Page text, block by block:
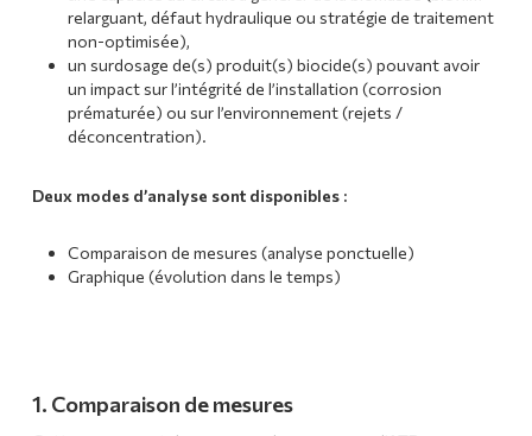
relarguant, défaut hydraulique ou stratégie de traitement
non-optimisée),
un surdosage de(s) produit(s) biocide(s) pouvant avoir
un impact sur l’intégrité de l’installation (corrosion
prématurée) ou sur l’environnement (rejets /
déconcentration).
Deux modes d’analyse sont disponibles :
Comparaison de mesures (analyse ponctuelle)
Graphique (évolution dans le temps)
1. Comparaison de mesures